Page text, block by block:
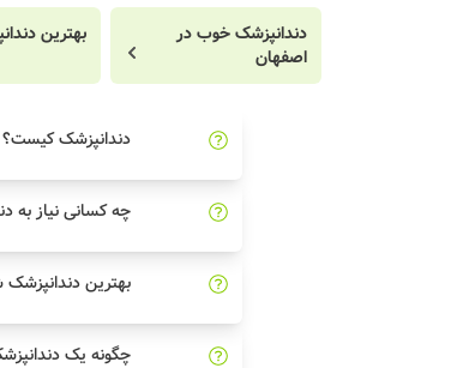
دندانپزشک خوب در
اصفهان
بهترین
دندانپزشک کیست؟
چه کسانی نیاز به
بهترین
چگونه یک